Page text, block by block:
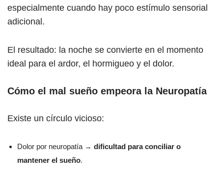
especialmente cuando hay poco estímulo sensorial
adicional.
El resultado: la noche se convierte en el momento
ideal para el ardor, el hormigueo y el dolor.
Cómo el mal sueño empeora la Neuropatía
Existe un círculo vicioso:
Dolor por neuropatía → dificultad para conciliar o
mantener el sueño.